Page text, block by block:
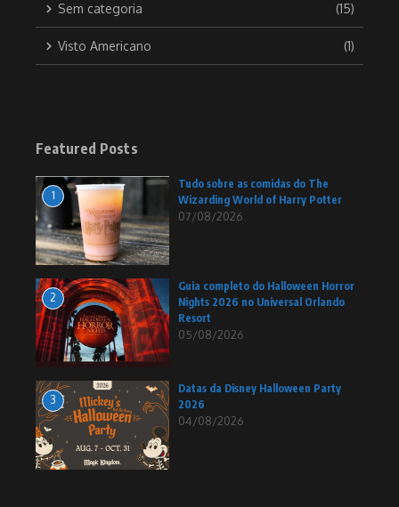
Sem categoria (15)
Visto Americano (1)
Featured Posts
1
Tudo sobre as comidas do The
Wizarding World of Harry Potter
07/08/2026
2
Guia completo do Halloween Horror
Nights 2026 no Universal Orlando
Resort
05/08/2026
3
Datas da Disney Halloween Party
2026
04/08/2026